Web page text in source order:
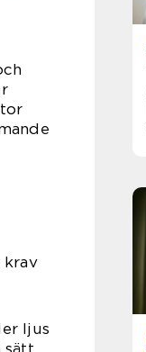
krav
ljus
sätt